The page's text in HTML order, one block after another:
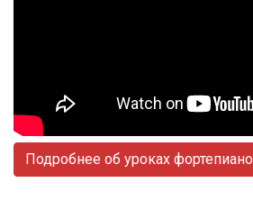
Подробнее об уроках фортепиано